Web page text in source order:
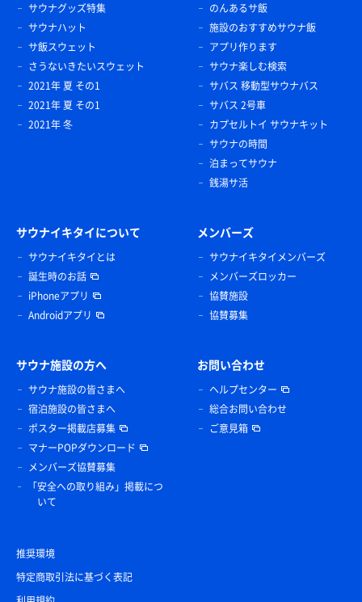
サウナグッズ特集
サウナハット
サ飯スウェット
さうないきたいスウェット
2021年 夏 その1
2021年 夏 その1
2021年 冬
のんあるサ飯
施設のおすすめサウナ飯
アプリ作ります
サウナ楽しむ検索
サバス 移動型サウナバス
サバス 2号車
カプセルトイ サウナキット
サウナの時間
泊まってサウナ
銭湯サ活
サウナイキタイについて
サウナイキタイとは
誕生時のお話
iPhoneアプリ
Androidアプリ
メンバーズ
サウナイキタイメンバーズ
メンバーズロッカー
協賛施設
協賛募集
サウナ施設の方へ
サウナ施設の皆さまへ
宿泊施設の皆さまへ
ポスター掲載店募集
マナーPOPダウンロード
メンバーズ協賛募集
「安全への取り組み」掲載につ
いて
お問い合わせ
ヘルプセンター
総合お問い合わせ
ご意見箱
推奨環境
特定商取引法に基づく表記